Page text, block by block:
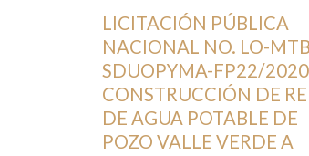
AGOSTO 17, 2020
LICITACIÓN PÚBLICA
NACIONAL NO. LO-
SDUOPYMA-FP22/
CONSTRUCCIÓN DE
DE AGUA POTABLE DE
POZO VALLE VERDE A